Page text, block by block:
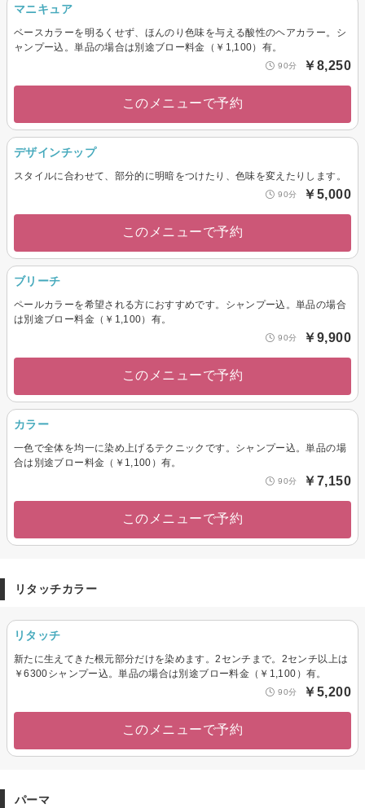
マニキュア
ベースカラーを明るくせず、ほんのり色味を与える酸性のヘアカラー。シ
ャンプー込。単品の場合は別途ブロー料金（￥1,100）有。
90分 ￥8,250
このメニューで予約
デザインチップ
スタイルに合わせて、部分的に明暗をつけたり、色味を変えたりします。
90分 ￥5,000
このメニューで予約
ブリーチ
ペールカラーを希望される方におすすめです。シャンプー込。単品の場合
は別途ブロー料金（￥1,100）有。
90分 ￥9,900
このメニューで予約
カラー
一色で全体を均一に染め上げるテクニックです。シャンプー込。単品の場
合は別途ブロー料金（￥1,100）有。
90分 ￥7,150
このメニューで予約
リタッチカラー
リタッチ
新たに生えてきた根元部分だけを染めます。2センチまで。2センチ以上は
￥6300シャンプー込。単品の場合は別途ブロー料金（￥1,100）有。
90分 ￥5,200
このメニューで予約
パーマ